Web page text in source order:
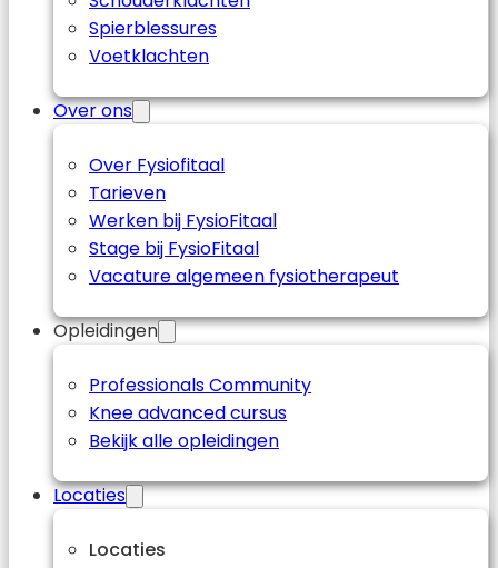
Spierblessures
Voetklachten
Over ons
Over Fysiofitaal
Tarieven
Werken bij FysioFitaal
Stage bij FysioFitaal
Vacature algemeen fysiotherapeut
Opleidingen
Professionals Community
Knee advanced cursus
Bekijk alle opleidingen
Locaties
Locaties